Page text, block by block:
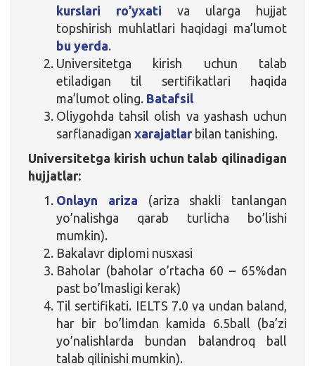
kurslari ro’yxati va ularga hujjat
topshirish muhlatlari haqidagi ma’lumot
bu yerda.
Universitetga kirish uchun talab
etiladigan til sertifikatlari haqida
ma’lumot oling. Batafsil
Oliygohda tahsil olish va yashash uchun
sarflanadigan xarajatlar bilan tanishing.
Universitetga kirish uchun talab qilinadigan
hujjatlar:
Onlayn ariza (ariza shakli tanlangan
yo’nalishga qarab turlicha bo’lishi
mumkin).
Bakalavr diplomi nusxasi
Baholar (baholar o’rtacha 60 – 65%dan
past bo’lmasligi kerak)
Til sertifikati. IELTS 7.0 va undan baland,
har bir bo’limdan kamida 6.5ball (ba’zi
yo’nalishlarda bundan balandroq ball
talab qilinishi mumkin).